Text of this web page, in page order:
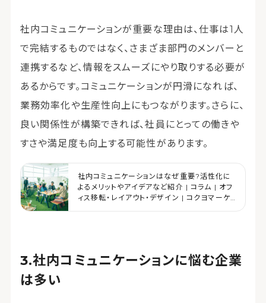
社内コミュニケーションが重要な理由は、仕事は1人
で完結するものではなく、さまざま部門のメンバーと
連携するなど、情報をスムーズにやり取りする必要が
あるからです。コミュニケーションが円滑になれば、
業務効率化や生産性向上にもつながります。さらに、
良い関係性が構築できれば、社員にとっての働きや
すさや満足度も向上する可能性があります。
社内コミュニケーションはなぜ重要?活性化に
よるメリットやアイデアなど紹介 | コラム | オフ
ィス移転・レイアウト・デザイン | コクヨマーケ
社内コミュニケーションに悩む企業
は多い